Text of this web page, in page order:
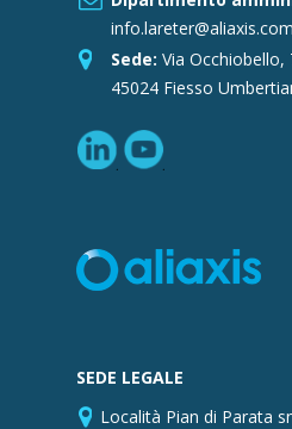
info.lareter@aliaxis.com
Sede: Via Occhiobello,
45024 Fiesso
SEDE LEGALE
Località Pian di Parata